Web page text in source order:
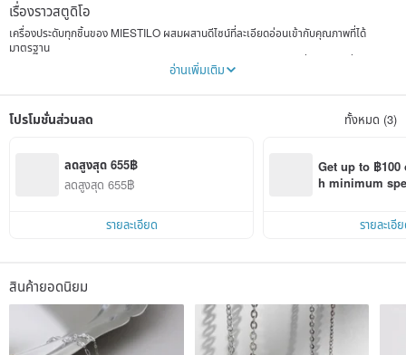
เรื่องราวสตูดิโอ
เครื่องประดับทุกชิ้นของ MIESTILO ผสมผสานดีไซน์ที่ละเอียดอ่อนเข้ากับคุณภาพที่ได้
มาตรฐาน
เราใช้ทักษะงานฝีมือระดับไฮเอนด์ (Fine Jewelry) ในการสร้างสรรค์เครื่องประดับที่เหมาะ
เราปรารถนาให้เครื่องประดับทุกชิ้น ไม่ว่าจะเป็นต่างหู แหวน หรือสร้อยคอ ไม่ใช่แค่เพียงเครื่อง
ในโลกของเครื่องประดับที่มีตั้งแต่แฟชั่นราคาประหยัดไปจนถึงจิวเวลรี่ราคาสูงเกินเอื้อม
เราตั้งใจที่จะเป็นแบรนด์ที่มอบงานดีไซน์คุณภาพเยี่ยมในราคาที่จับต้องได้
ให้เครื่องประดับของ MIESTILO เติมเต็มทุกช่วงเวลาที่เปล่งประกายของคุณ!
Instagram @miestilo.jewels
อ่านเพิ่มเติม
โปรโมชั่นส่วนลด ทั้งหมด (3)
ลดสูงสุด 655฿
ลดสูงสุด 655฿
รายละเอียด
Get up to ฿
h minimum
รายละเอี
สินค้ายอดนิยม